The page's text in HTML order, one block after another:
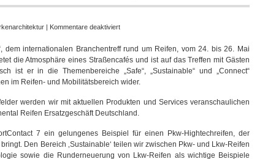
| Kommentare deaktiviertfür
mit
interaktivem
Stand
bei
Tire
Cologne
dem internationalen Branchentreff rund um Reifen, vom 24. bis 26. Mai
die Atmosphäre eines Straßencafés und ist auf das Treffen mit Gästen
ist er in die Themenbereiche „Safe“, „Sustainable“ und „Connect“
im Reifen- und Mobilitätsbereich wider.
werden wir mit aktuellen Produkten und Services veranschaulichen
Reifen Ersatzgeschäft Deutschland.
7 ein gelungenes Beispiel für einen Pkw-Hightechreifen, der
Den Bereich ‚Sustainable‘ teilen wir zwischen Pkw- und Lkw-Reifen
sowie die Runderneuerung von Lkw-Reifen als wichtige Beispiele